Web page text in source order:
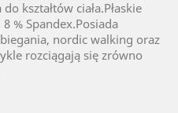
kształtów ciała.Płaskie
% Spandex.Posiada
nordic walking oraz
rozciągają się zrówno